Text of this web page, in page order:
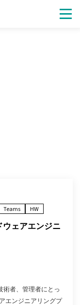
Teams HW
ェアエンジニ
者、管理者にとっ
エンジニアリングプ